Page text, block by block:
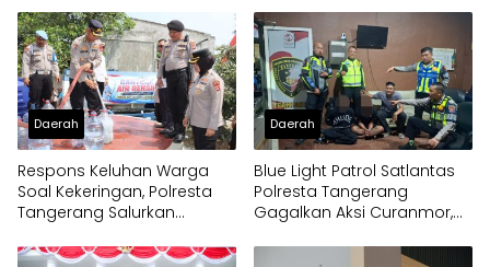
Daerah
Respons Keluhan Warga
Soal Kekeringan, Polresta
Tangerang Salurkan
Panongan
Daerah
Blue Light Patrol Satlantas
Polresta Tangerang
Gagalkan Aksi Curanmor,